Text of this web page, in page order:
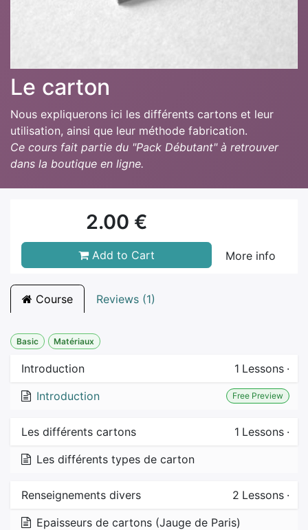
Le carton
Nous expliquerons ici les différents cartons et leur
utilisation, ainsi que leur méthode fabrication.
Ce cours fait partie du "Pack Débutant" à retrouver
dans la boutique en ligne.
2.00 €
Add to Cart More info
Course Reviews (1)
Basic Matériaux
Introduction 1 Lessons ·
Introduction
Free Preview
Les différents cartons 1 Lessons ·
Les différents types de carton
Renseignements divers 2 Lessons ·
Epaisseurs de cartons (Jauge de Paris)